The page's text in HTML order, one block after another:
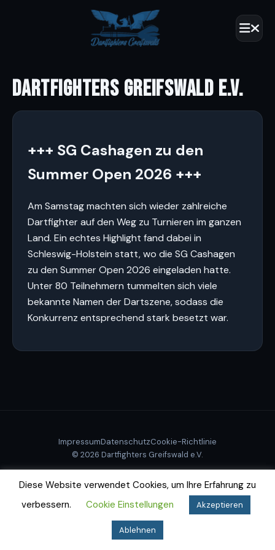
DARTFIGHTERS GREIFSWALD E.V.
+++ SG Cashagen zu den
Summer Open 2026 +++
Am Samstag machten sich wieder zahlreiche
Dartfighter auf den Weg zu Turnieren im ganzen
Land. Ein echtes Highlight fand dabei in
Schleswig-Holstein statt, wo die SG Cashagen
zu den Summer Open 2026 eingeladen hatte.
Unter 80 Teilnehmern tummelten sich viele
bekannte Namen der Dartszene, sodass die
Konkurrenz entsprechend stark besetzt war.
ImpressumDatenschutzCookie-Richtlinie
© 2026 Dartfighters Greifswald e.V.
Diese Website verwendet Cookies, um Ihre Erfahrung zu
verbessern.
Cookie Einstellungen Akzeptieren
Ablehnen